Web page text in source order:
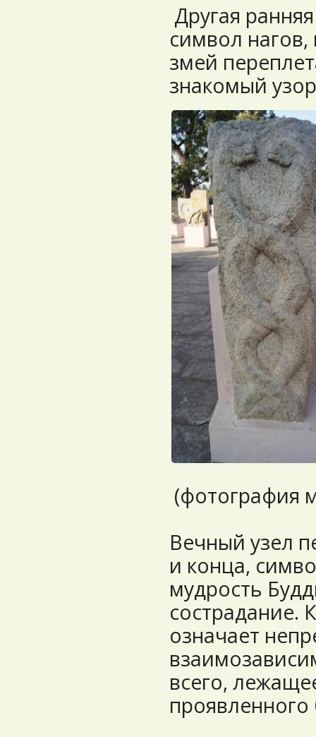
Другая
символ
змей
знакомый
(фотография
Вечный узел
и конца,
мудрость
сострадание.
означает
всего,
проявленного